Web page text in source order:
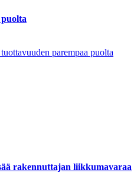
parempaa puolta
rakennuttajan liikkumavaraa